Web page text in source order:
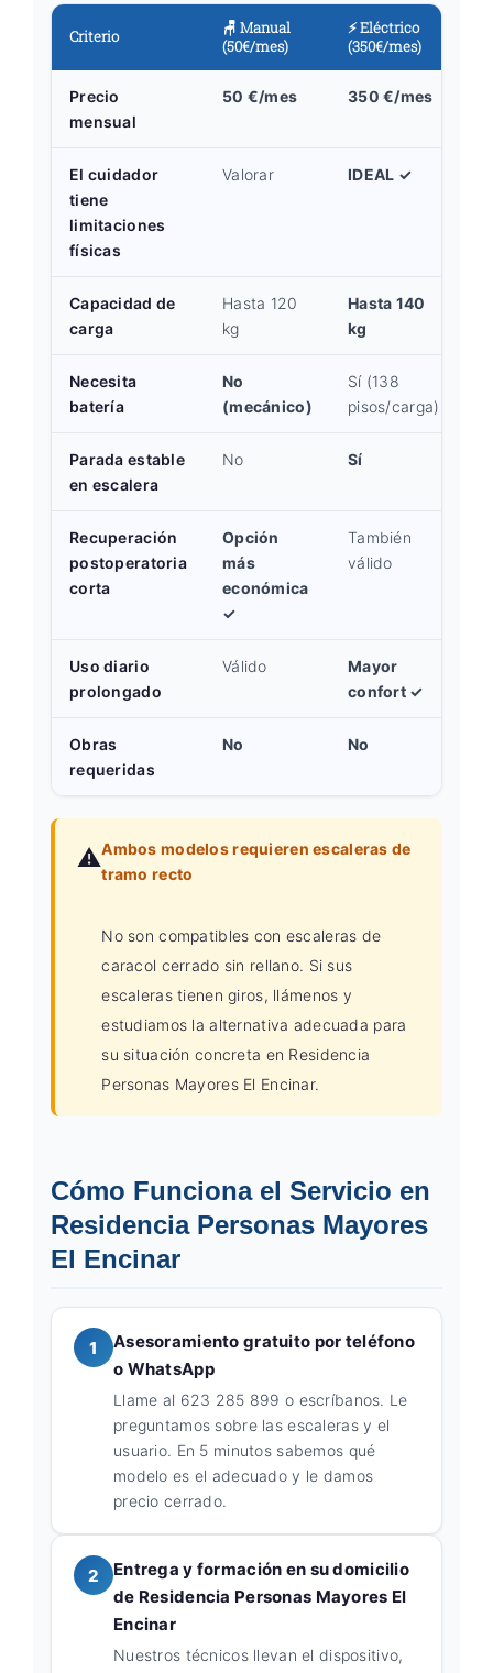
Criterio
🪑 Manual
(50€/mes)
⚡ Eléctrico
(350€/mes)
Precio
mensual
50 €/mes 350 €/mes
El cuidador
tiene
limitaciones
físicas
Valorar IDEAL ✓
Capacidad de
carga
Hasta 120
kg
Hasta 140
kg
Necesita
batería
No
(mecánico)
Sí (138
pisos/carga)
Parada estable
en escalera
No Sí
Recuperación
postoperatoria
corta
Opción
más
económica
✓
También
válido
Uso diario
prolongado
Válido
Mayor
confort ✓
Obras
requeridas
No No
⚠️Ambos modelos requieren escaleras de
tramo recto
No son compatibles con escaleras de
caracol cerrado sin rellano. Si sus
escaleras tienen giros, llámenos y
estudiamos la alternativa adecuada para
su situación concreta en Residencia
Personas Mayores El Encinar.
Cómo Funciona el Servicio en
Residencia Personas Mayores
El Encinar
1
Asesoramiento gratuito por teléfono
o WhatsApp
Llame al 623 285 899 o escríbanos. Le
preguntamos sobre las escaleras y el
usuario. En 5 minutos sabemos qué
modelo es el adecuado y le damos
precio cerrado.
2
Entrega y formación en su domicilio
de Residencia Personas Mayores El
Encinar
Nuestros técnicos llevan el dispositivo,